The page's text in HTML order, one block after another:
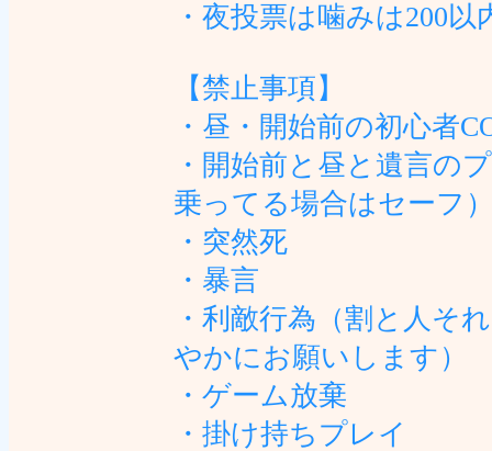
・夜投票は噛みは200
【禁止事項】
・昼・開始前の初心者
・開始前と昼と遺言の
乗ってる場合はセーフ
・突然死
・暴言
・利敵行為（割と人そ
やかにお願いします）
・ゲーム放棄
・掛け持ちプレイ